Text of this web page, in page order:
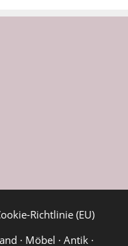
Richtlinie (EU)
· Möbel · Antik ·